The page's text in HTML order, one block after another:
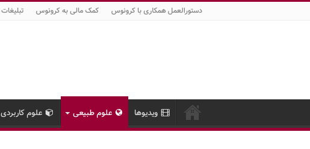
دستورالعمل همکاری با کرونوس کمک مالی به کرونوس تبلیغات
ویدیوها علوم طبیعی علوم کاربردی